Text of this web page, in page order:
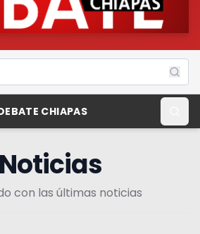
CHIAPAS
con las últimas noticias